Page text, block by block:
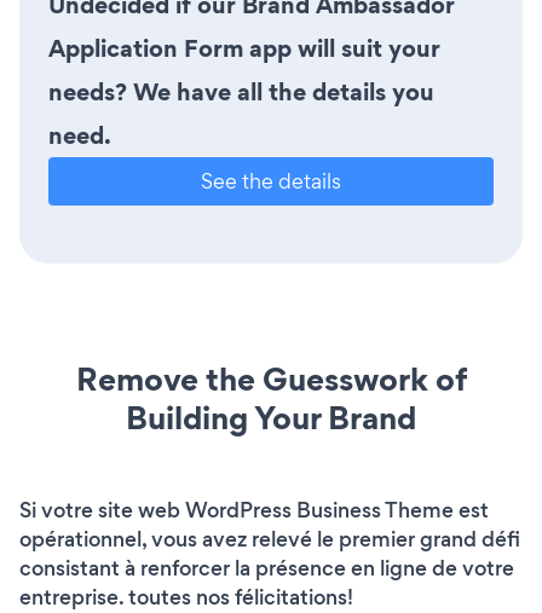
Application Form app will suit your
needs? We have all the details you
need.
See the details
Remove the Guesswork of
Building Your Brand
Si votre site web WordPress Business Theme est
opérationnel, vous avez relevé le premier grand défi
consistant à renforcer la présence en ligne de votre
entreprise. toutes nos félicitations!